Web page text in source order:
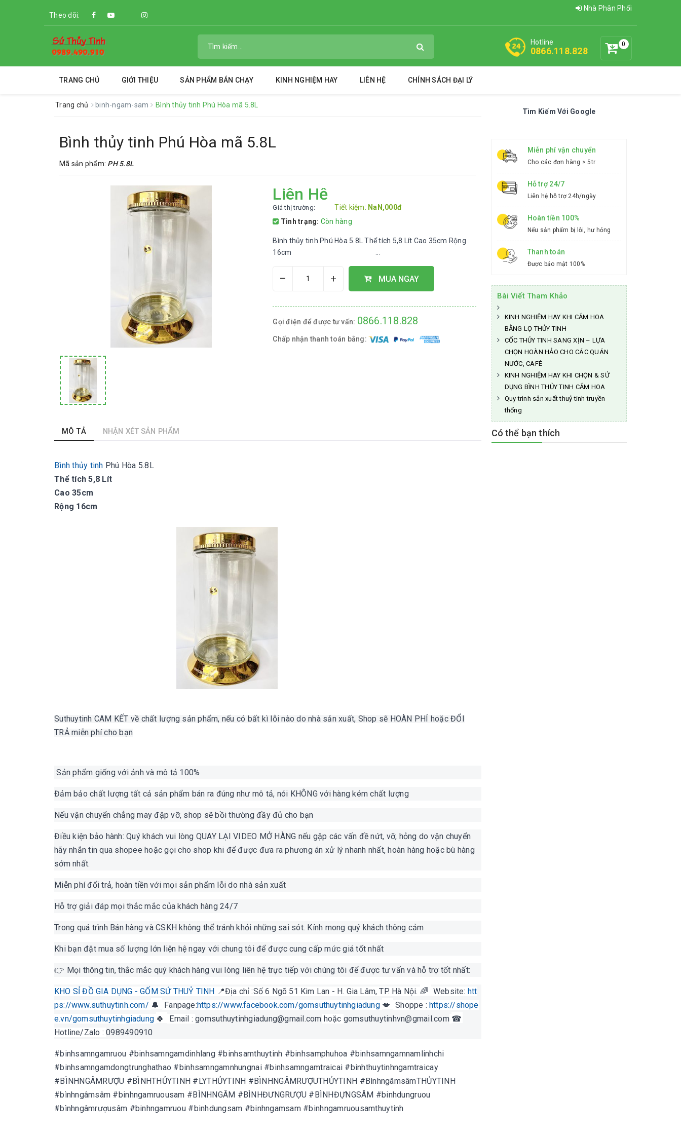
Theo dõi:
Nhà Phân Phối
0
Hotline
0866.118.828
TRANG CHỦ GIỚI THIỆU SẢN PHẨM BÁN CHẠY KINH NGHIỆM HAY LIÊN HỆ CHÍNH SÁCH ĐẠI LÝ
Trang chủ binh-ngam-sam Bình thủy tinh Phú Hòa mã 5.8L
Bình thủy tinh Phú Hòa mã 5.8L
Mã sản phẩm: PH 5.8L
Liên Hệ
Giá thị trường: Tiết kiệm: NaN,000đ
Tình trạng: Còn hàng
Bình thủy tinh Phú Hòa 5.8L Thể tích 5,8 Lít Cao 35cm Rộng
16cm ...
– + MUA NGAY
Gọi điện để được tư vấn: 0866.118.828
Chấp nhận thanh toán bằng:
MÔ TẢ NHẬN XÉT SẢN PHẨM
Bình thủy tinh Phú Hòa 5.8L
Thể tích 5,8 Lít
Cao 35cm
Rộng 16cm
Suthuytinh CAM KẾT về chất lượng sản phẩm, nếu có bất kì lỗi nào do nhà sản xuất, Shop sẽ HOÀN PHÍ hoặc ĐỔI
TRẢ miễn phí cho bạn
Sản phẩm giống với ảnh và mô tả 100%
Đảm bảo chất lượng tất cả sản phẩm bán ra đúng như mô tả, nói KHÔNG với hàng kém chất lượng
Nếu vận chuyển chẳng may đập vỡ, shop sẽ bồi thường đầy đủ cho bạn
Điều kiện bảo hành: Quý khách vui lòng QUAY LẠI VIDEO MỞ HÀNG nếu gặp các vấn đề nứt, vỡ, hỏng do vận chuyển
hãy nhắn tin qua shopee hoặc gọi cho shop khi để được đưa ra phương án xử lý nhanh nhất, hoàn hàng hoặc bù hàng
sớm nhất.
Miễn phí đổi trả, hoàn tiền với mọi sản phẩm lỗi do nhà sản xuất
Hỗ trợ giải đáp mọi thắc mắc của khách hàng 24/7
Trong quá trình Bán hàng và CSKH không thể tránh khỏi những sai sót. Kính mong quý khách thông cảm
Khi bạn đặt mua số lượng lớn liện hệ ngay với chung tôi để được cung cấp mức giá tốt nhất
👉 Mọi thông tin, thắc mắc quý khách hàng vui lòng liên hệ trực tiếp với chúng tôi để được tư vấn và hỗ trợ tốt nhất:
KHO SỈ ĐỒ GIA DỤNG - GỐM SỨ THUỶ TINH 📍Địa chỉ :Số 6 Ngõ 51 Kim Lan - H. Gia Lâm, TP. Hà Nội. 🌈
Website: htt
ps://www.suthuytinh.com/ 🔔
Fanpage:https://www.facebook.com/gomsuthuytinhgiadung 💋
Shoppe : https://shope
e.vn/gomsuthuytinhgiadung 🍀
Email :gomsuthuytinhgiadung@gmail.com hoặc gomsuthuytinhvn@gmail.com ☎
Hotline/Zalo : 0989490910
#binhsamngamruou #binhsamngamdinhlang #binhsamthuytinh #binhsamphuhoa #binhsamngamnamlinhchi
#binhsamngamdongtrunghathao #binhsamngamnhungnai #binhsamngamtraicai #binhthuytinhngamtraicay
#BÌNHNGÂMRƯỢU #BÌNHTHỦYTINH #LYTHỦYTINH #BÌNHNGÂMRƯỢUTHỦYTINH #BìnhngâmsâmTHỦYTINH
#bìnhngâmsâm #binhngamruousam #BÌNHNGÂM #BÌNHĐƯNGRƯỢU #BÌNHĐỰNGSÂM #binhdungruou
#bìnhngâmrượusâm #binhngamruou #binhdungsam #binhngamsam #binhngamruousamthuytinh
Tìm Kiếm Với Google
Miễn phí vận chuyển
Cho các đơn hàng > 5tr
Hỗ trợ 24/7
Liên hệ hỗ trợ 24h/ngày
Hoàn tiền 100%
Nếu sản phẩm bị lỗi, hư hỏng
Thanh toán
Được bảo mật 100%
Bài Viết Tham Khảo
KINH NGHIỆM HAY KHI CẮM HOA
BẰNG LỌ THỦY TINH
CỐC THỦY TINH SANG XỊN – LỰA
CHỌN HOÀN HẢO CHO CÁC QUÁN
NƯỚC, CAFÉ
KINH NGHIỆM HAY KHI CHỌN & SỬ
DỤNG BÌNH THỦY TINH CẮM HOA
Quy trình sản xuất thuỷ tinh truyền
thống
Có thể bạn thích